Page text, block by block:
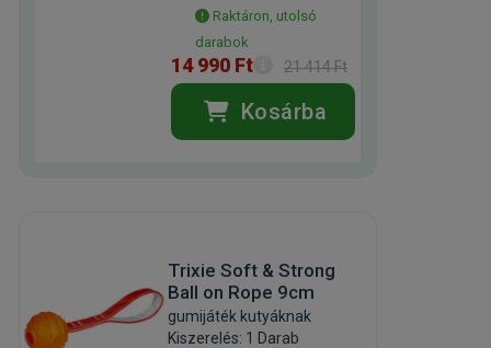
Raktáron, utolsó
darabok
14 990 Ft 21 414 Ft
Kosárba
Trixie Soft & Strong
Ball on Rope 9cm
gumijáték kutyáknak
Kiszerelés: 1 Darab